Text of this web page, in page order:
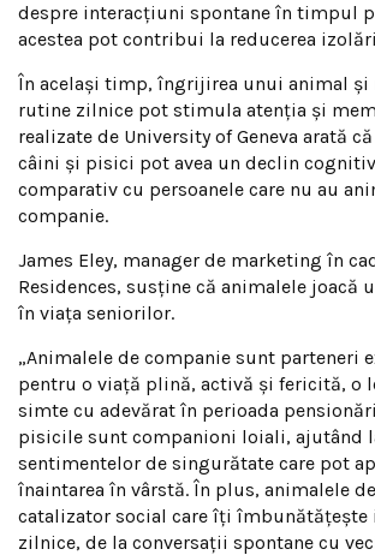
despre interacțiuni spontane în timpul
acestea pot contribui la reducerea
În același timp, îngrijirea unui animal și
rutine zilnice pot stimula atenția și
realizate de University of Geneva arată
câini și pisici pot avea un declin
comparativ cu persoanele care nu au
companie.
James Eley, manager de marketing în
Residences, susține că animalele joacă
în viața seniorilor.
„Animalele de companie sunt parteneri
pentru o viață plină, activă și fericită, o
simte cu adevărat în perioada
pisicile sunt companioni loiali, ajutând
sentimentelor de singurătate care pot
înaintarea în vârstă. În plus, animalele
catalizator social care îți
zilnice, de la conversații spontane cu